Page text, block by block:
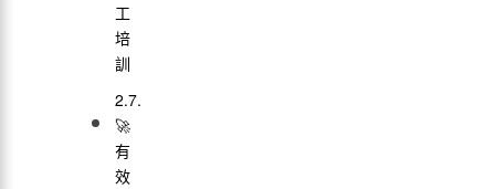
工
培
訓
🚀
有
效